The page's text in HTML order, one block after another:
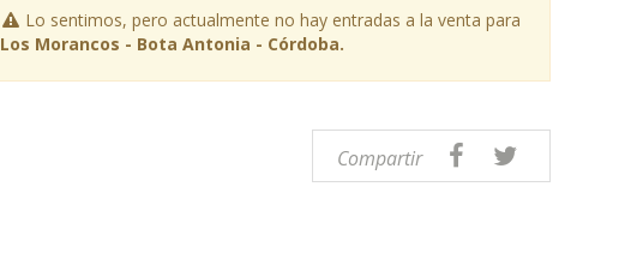
Lo sentimos, pero actualmente no hay entradas a la venta para
Los Morancos - Bota Antonia - Córdoba.
Compartir